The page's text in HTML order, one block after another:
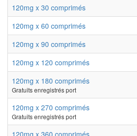
120mg x 30 comprimés
120mg x 60 comprimés
120mg x 90 comprimés
120mg x 120 comprimés
120mg x 180 comprimés
Gratuits enregistrés port
120mg x 270 comprimés
Gratuits enregistrés port
120mg x 360 comprimés